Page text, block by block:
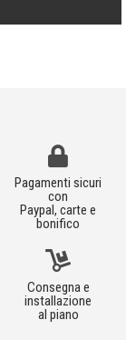
Pagamenti sicuri
con
Paypal, carte e
bonifico
Consegna e
installazione
al piano